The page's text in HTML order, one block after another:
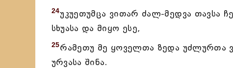
24უკუეთუმცა ვითარ ძალ-მედვა თავსა
სხუასა და მიყო ესე,
25რამეთუ მე ყოველთა ზედა უძლურთა
ურვასა შინა.